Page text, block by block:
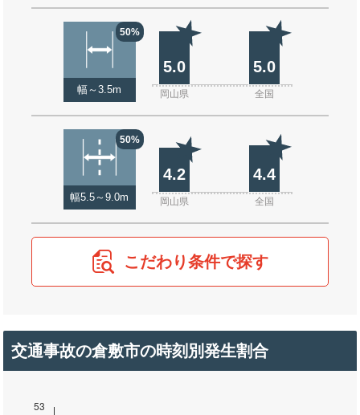
50%
幅～3.5m
5.0 5.0
岡山県 全国
50%
幅5.5～9.0m
4.2 4.4
岡山県 全国
こだわり条件で探す
交通事故の倉敷市の時刻別発生割合